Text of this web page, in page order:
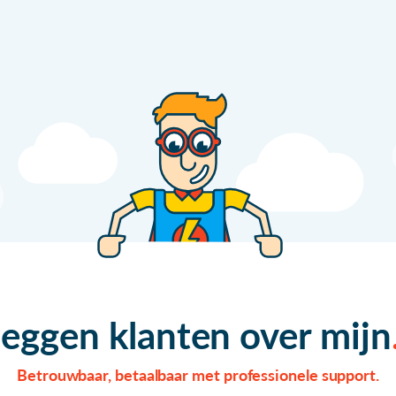
klanten over mijn
Betrouwbaar, betaalbaar met professionele support.